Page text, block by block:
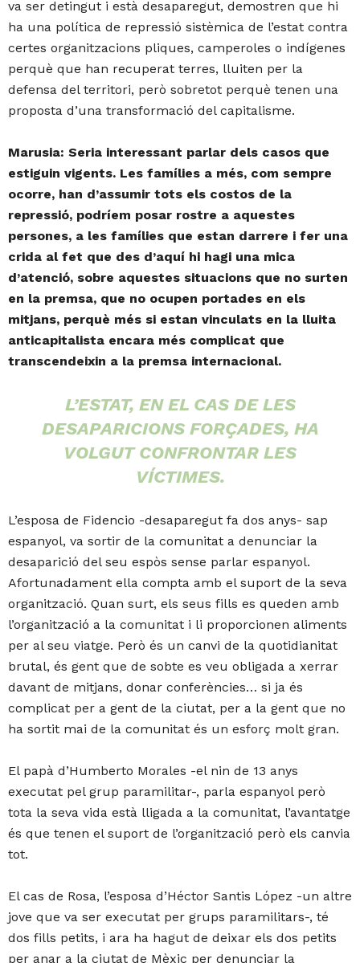
va ser detingut i està desaparegut, demostren que hi
ha una política de repressió sistèmica de l’estat contra
certes organitzacions pliques, camperoles o indígenes
perquè que han recuperat terres, lluiten per la
defensa del territori, però sobretot perquè tenen una
proposta d’una transformació del capitalisme.
Marusia: Seria interessant parlar dels casos que
estiguin vigents. Les famílies a més, com sempre
ocorre, han d’assumir tots els costos de la
repressió, podríem posar rostre a aquestes
persones, a les famílies que estan darrere i fer una
crida al fet que des d’aquí hi hagi una mica
d’atenció, sobre aquestes situacions que no surten
en la premsa, que no ocupen portades en els
mitjans, perquè més si estan vinculats en la lluita
anticapitalista encara més complicat que
transcendeixin a la premsa internacional.
L’ESTAT, EN EL CAS DE LES
DESAPARICIONS FORÇADES, HA
VOLGUT CONFRONTAR LES
VÍCTIMES.
L’esposa de Fidencio -desaparegut fa dos anys- sap
espanyol, va sortir de la comunitat a denunciar la
desaparició del seu espòs sense parlar espanyol.
Afortunadament ella compta amb el suport de la seva
organització. Quan surt, els seus fills es queden amb
l’organització a la comunitat i li proporcionen aliments
per al seu viatge. Però és un canvi de la quotidianitat
brutal, és gent que de sobte es veu obligada a xerrar
davant de mitjans, donar conferències… si ja és
complicat per a gent de la ciutat, per a la gent que no
ha sortit mai de la comunitat és un esforç molt gran.
El papà d’Humberto Morales -el nin de 13 anys
executat pel grup paramilitar-, parla espanyol però
tota la seva vida està lligada a la comunitat, l’avantatge
és que tenen el suport de l’organització però els canvia
tot.
El cas de Rosa, l’esposa d’Héctor Santis López -un altre
jove que va ser executat per grups paramilitars-, té
dos fills petits, i ara ha hagut de deixar els dos petits
per anar a la ciutat de Mèxic per denunciar la